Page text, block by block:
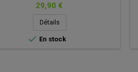
Prix
29,90 €
Détails
 En stock